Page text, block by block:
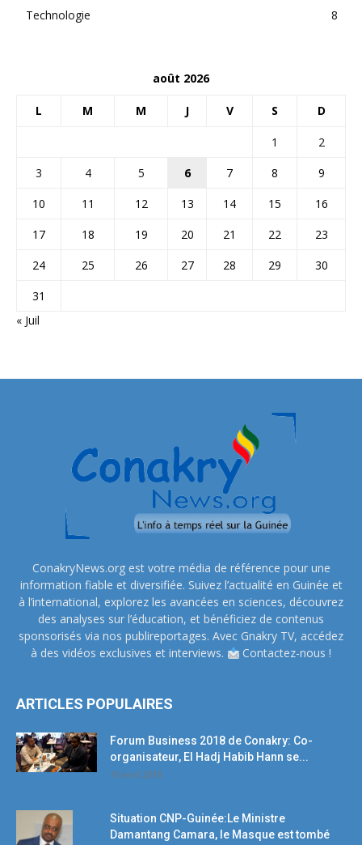
Technologie
8
août 2026
L M M J V S D
1
2
3
4 5 6 7 8
9
10
11 12 13 14 15
16
17
18 19 20 21 22
23
24
25 26 27 28 29
30
31
« Juil
ConakryNews.org est votre média de référence pour une
information fiable et diversifiée. Suivez l’actualité en Guinée et
à l’international, explorez les avancées en sciences, découvrez
des analyses sur l’éducation, et bénéficiez de contenus
sponsorisés via nos publireportages. Avec Gnakry TV, accédez
à des vidéos exclusives et interviews.
Contactez-nous !
ARTICLES POPULAIRES
Forum Business 2018 de Conakry: Co-
organisateur, El Hadj Habib Hann se...
19 avril 2018
Situation CNP-Guinée:Le Ministre
Damantang Camara, le Masque est tombé